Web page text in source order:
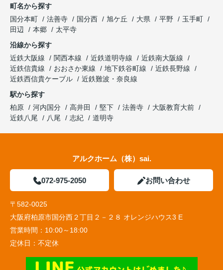
町名から探す
国分本町
法善寺 国分西 旭ケ丘 大県 平野
玉手町
田辺
本郷
太平寺
沿線から探す
近鉄大阪線
関西本線 近鉄道明寺線
近鉄南大阪線
近鉄信貴線
おおさか東線 地下鉄谷町線
近鉄長野線
近鉄西信貴ケーブル
近鉄難波・奈良線
駅から探す
柏原
河内国分 高井田 堅下 法善寺
大阪教育大前
近鉄八尾
八尾 志紀 道明寺
アルクホーム（株）sai.
072-975-2050 お問い合わせ
〒582-0025
大阪府柏原市国分西２丁目２－２８ オレンジハウス3 E
営業時間： 10:00～18:00
定休日： 不定休